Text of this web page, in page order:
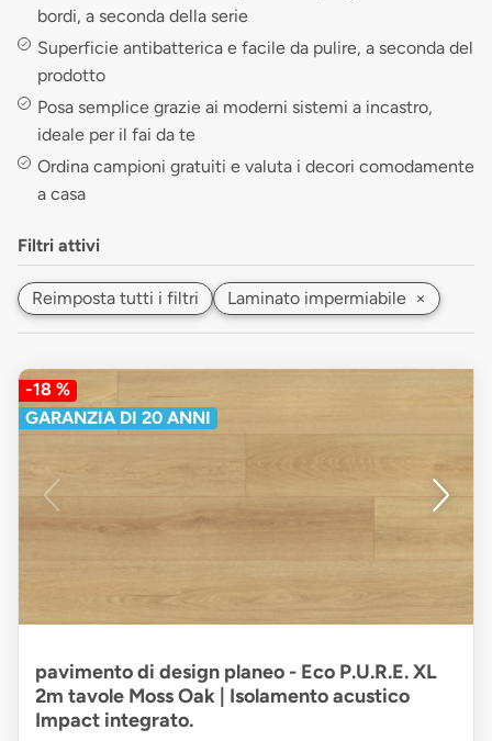
bordi, a seconda della serie
Superficie antibatterica e facile da pulire, a seconda del
prodotto
Posa semplice grazie ai moderni sistemi a incastro,
ideale per il fai da te
Ordina campioni gratuiti e valuta i decori comodamente
a casa
Filtri attivi
Reimposta tutti i filtri Laminato impermiabile ×
-18 %
GARANZIA DI 20 ANNI
pavimento di design planeo - Eco P.U.R.E. XL
2m tavole Moss Oak | Isolamento acustico
Impact integrato.